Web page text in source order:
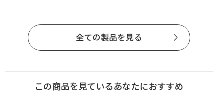
全ての製品を見る
この商品を見ているあなたにおすすめ